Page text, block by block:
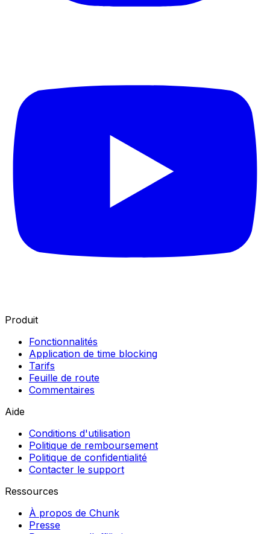
Produit
Fonctionnalités
Application de time blocking
Tarifs
Feuille de route
Commentaires
Aide
Conditions d'utilisation
Politique de remboursement
Politique de confidentialité
Contacter le support
Ressources
À propos de Chunk
Presse